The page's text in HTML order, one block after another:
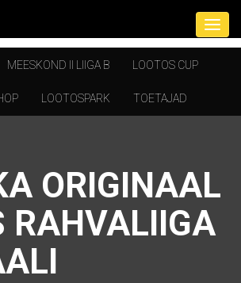
MEESKOND II LIIGA B LOOTOS CUP
LOOTOSPARK TOETAJAD
ORIGINAAL
RAHVALIIGA